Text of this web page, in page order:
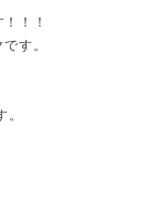
！！
す。